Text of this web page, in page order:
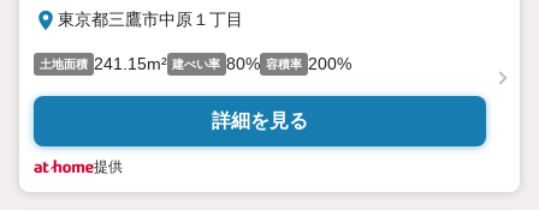
東京都三鷹市中原１丁目
土地面積 241.15m² 建ぺい率 80% 容積率 200%
詳細を見る
提供